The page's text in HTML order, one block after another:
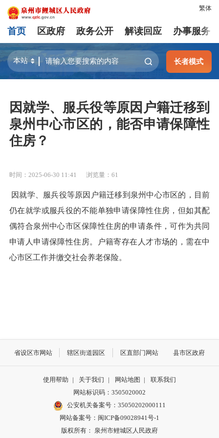
繁体
首页 区政府 政务公开 解读回应 办事服务
长者模式
因就学、服兵役等原因户籍迁移到
泉州中心市区的，能否申请保障性
住房？
时间：2025-06-30 11:41 浏览量： 61
因就学、服兵役等原因户籍迁移到泉州中心市区的，目前
仍在就学或服兵役的不能单独申请保障性住房，但如其配
偶符合泉州中心市区保障性住房的申请条件，可作为共同
申请人申请保障性住房。户籍寄存在人才市场的，需在中
心市区工作并缴交社会养老保险。
省设区市网站 辖区街道园区 区直部门网站 县市区政府
使用帮助 | 关于我们 | 网站地图 |
联系我们
网站标识码：3505020002
公安机关备案号：35050202000111
网站备案号：闽ICP备09028941号-1
版权所有： 泉州市鲤城区人民政府